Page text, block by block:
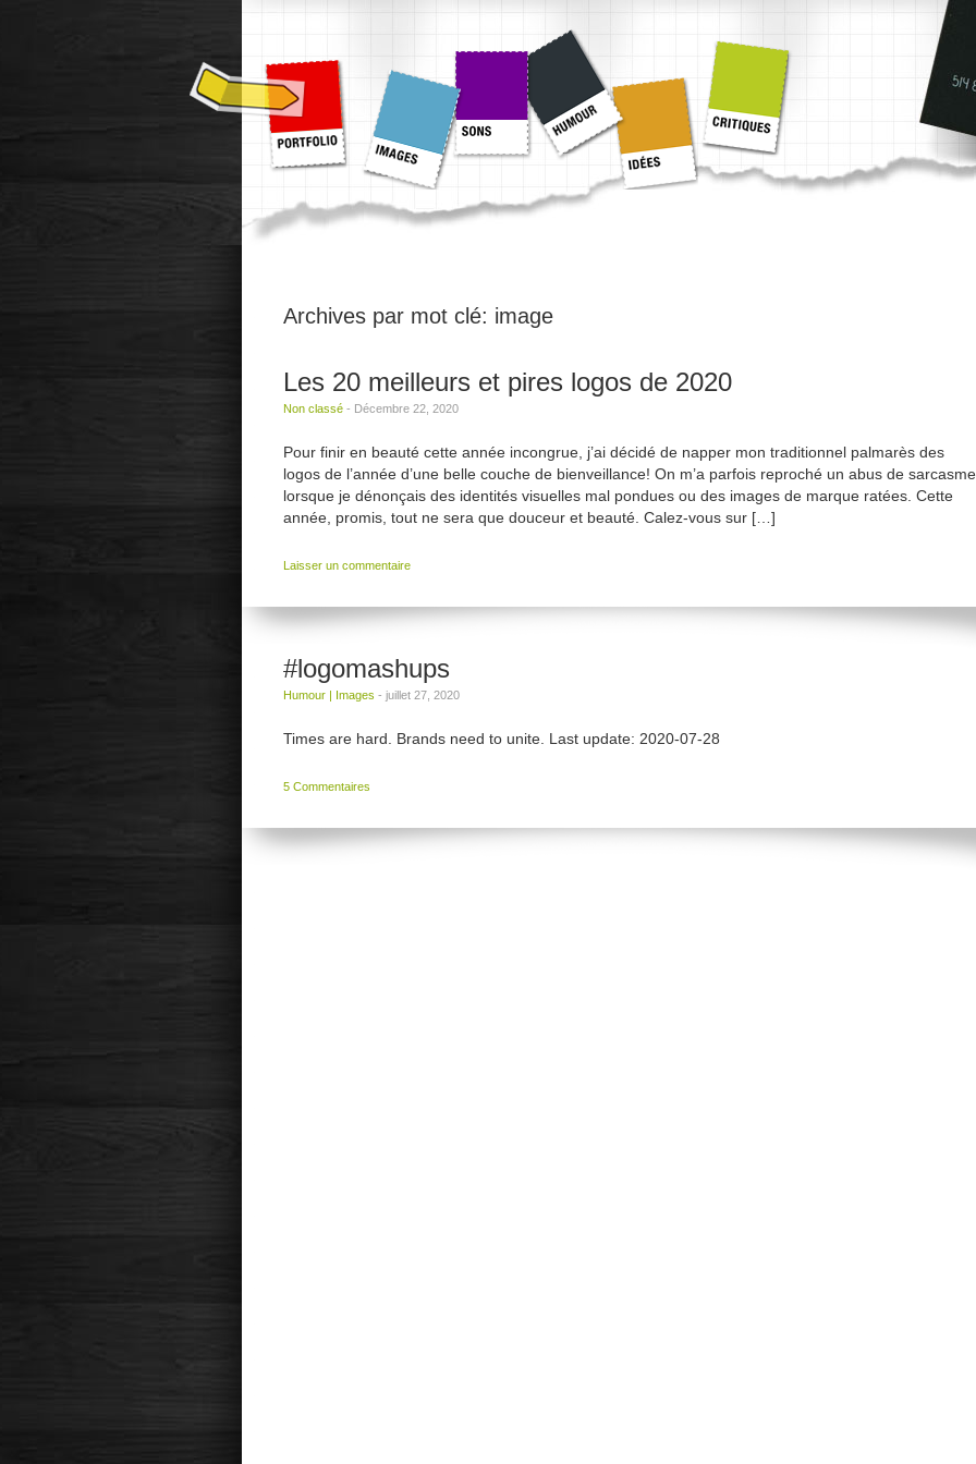
Archives par mot clé: image
Les 20 meilleurs et pires logos de 2020
Non classé - Décembre 22, 2020
Pour finir en beauté cette année incongrue, j’ai décidé de napper mon traditionnel palmarès des
logos de l’année d’une belle couche de bienveillance! On m’a parfois reproché un abus de sarcasme
lorsque je dénonçais des identités visuelles mal pondues ou des images de marque ratées. Cette
année, promis, tout ne sera que douceur et beauté. Calez-vous sur […]
Laisser un commentaire
#logomashups
Humour Images - juillet 27, 2020
Times are hard. Brands need to unite. Last update: 2020-07-28
5 Commentaires